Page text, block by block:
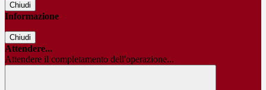
Chiudi
Informazione
Chiudi
Attendere...
Attendere il completamento dell'operazione...